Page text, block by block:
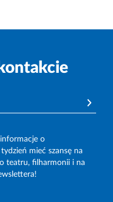
o
mieć szansę na
teatru, filharmonii i na